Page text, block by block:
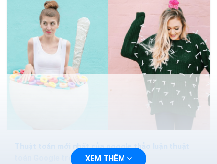
Thuật toán mới nhất của google thảo luận thuật
toán Google trong seoXEM THÊM